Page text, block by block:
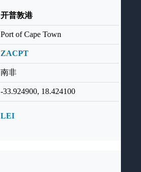
开普敦港
Port of Cape Town
ZACPT
南非
-33.924900, 18.424100
LEI